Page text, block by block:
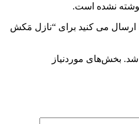
نشده است.
ارسال می کنید برای “نازل مَکش
شد. بخش‌های موردنیاز